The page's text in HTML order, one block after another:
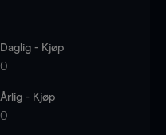
Daglig - Kjøp
0
Årlig - Kjøp
0